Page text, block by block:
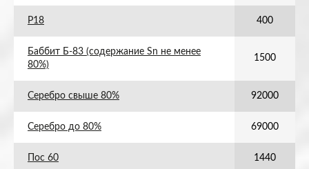
Р18 400
Баббит Б-83 (содержание Sn не менее
80%)
1500
Серебро свыше 80% 92000
Серебро до 80% 69000
Пос 60 1440